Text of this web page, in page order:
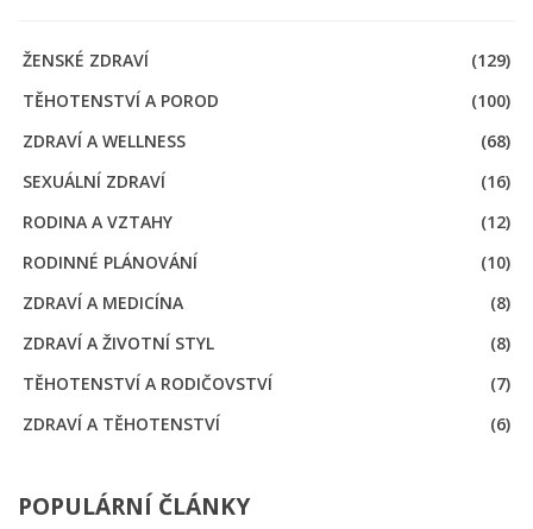
ŽENSKÉ ZDRAVÍ
(129)
TĚHOTENSTVÍ A POROD
(100)
ZDRAVÍ A WELLNESS
(68)
SEXUÁLNÍ ZDRAVÍ
(16)
RODINA A VZTAHY
(12)
RODINNÉ PLÁNOVÁNÍ
(10)
ZDRAVÍ A MEDICÍNA
(8)
ZDRAVÍ A ŽIVOTNÍ STYL
(8)
TĚHOTENSTVÍ A RODIČOVSTVÍ
(7)
ZDRAVÍ A TĚHOTENSTVÍ
(6)
POPULÁRNÍ ČLÁNKY